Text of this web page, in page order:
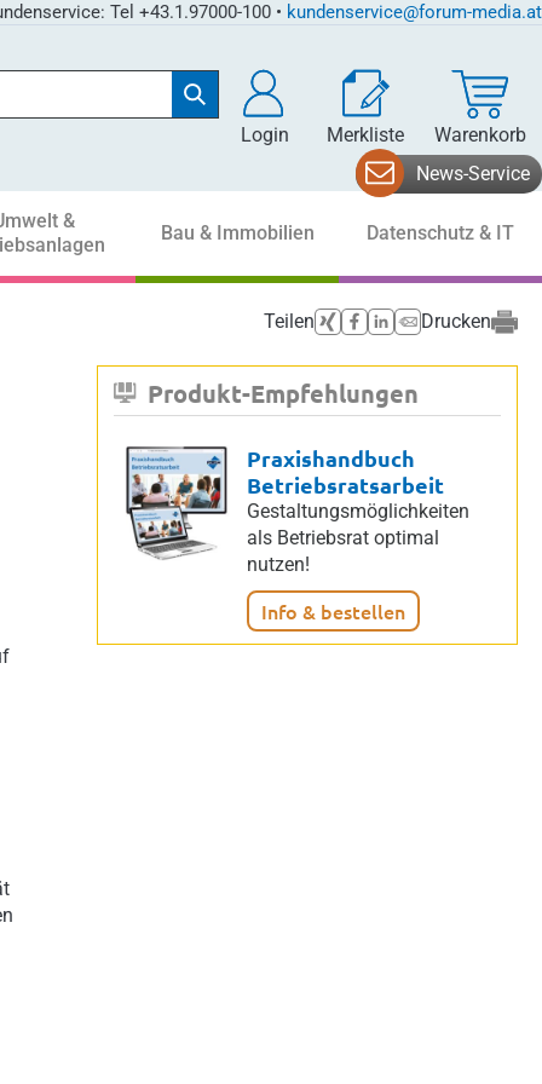
Tel +43.1.97000-100 • kundenservice@forum-media.at
Login Merkliste
Warenkorb
News-Service
&
Bau & Immobilien Datenschutz & IT
Teilen Drucken
Produkt-Empfehlungen
Praxishandbuch
Betriebsratsarbeit
Gestaltungsmöglichkeiten
als Betriebsrat optimal
nutzen!
Info & bestellen